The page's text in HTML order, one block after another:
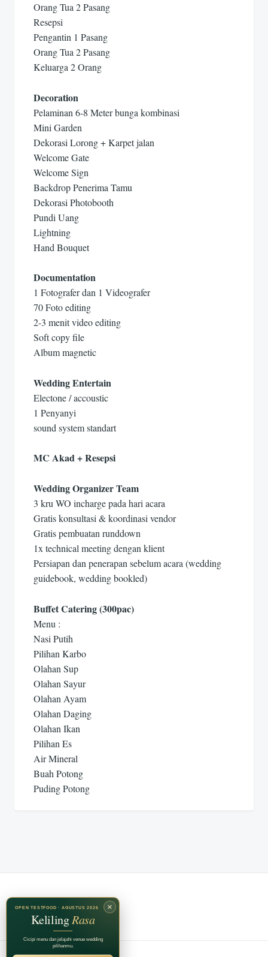
Orang Tua 2 Pasang
Resepsi
Pengantin 1 Pasang
Orang Tua 2 Pasang
Keluarga 2 Orang
Decoration
Pelaminan 6-8 Meter bunga kombinasi
Mini Garden
Dekorasi Lorong + Karpet jalan
Welcome Gate
Welcome Sign
Backdrop Penerima Tamu
Dekorasi Photobooth
Pundi Uang
Lightning
Hand Bouquet
Documentation
1 Fotografer dan 1 Videografer
70 Foto editing
2-3 menit video editing
Soft copy file
Album magnetic
Wedding Entertain
Electone / accoustic
1 Penyanyi
sound system standart
MC Akad + Resepsi
Wedding Organizer Team
3 kru WO incharge pada hari acara
Gratis konsultasi & koordinasi vendor
Gratis pembuatan runddown
1x technical meeting dengan klient
Persiapan dan penerapan sebelum acara (wedding
guidebook, wedding bookled)
Buffet Catering (300pac)
Menu :
Nasi Putih
Pilihan Karbo
Olahan Sup
Olahan Sayur
Olahan Ayam
Olahan Daging
Olahan Ikan
Pilihan Es
Air Mineral
Buah Potong
Puding Potong
×
OPEN TESTFOOD · AGUSTUS 2026
KelilingRasa
Cicipi menu dan jelajahi venue wedding
pilihanmu.